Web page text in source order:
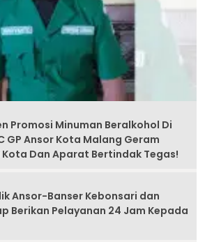
Promosi Minuman Beralkohol Di
GP Ansor Kota Malang Geram
Dan Aparat Bertindak Tegas!
Ansor-Banser Kebonsari dan
Berikan Pelayanan 24 Jam Kepada